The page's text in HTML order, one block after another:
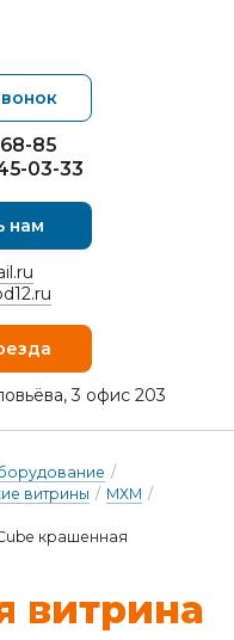
85
03-33
нам
3 офис 203
/
витрины / МХМ /
крашенная
вит­ри­на